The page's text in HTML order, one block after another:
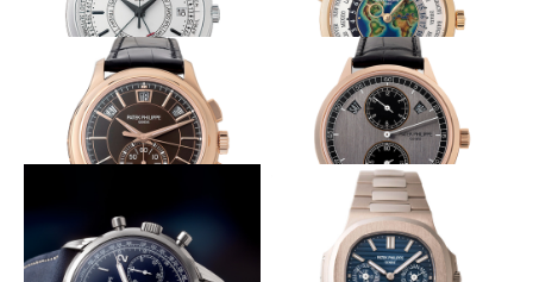
革新的自動巻きを初搭載
PATEK PHILIPPE
カラトラバ・ウィークリー・カ
レンダー Ref.5212A
工芸美を湛える特別な１本
PATEK PHILIPPE
ワールドタイム Ref.5231
年次カレンダー搭載 クロノグ
ラフ Ref.5905
得意の機構にレギュレーターを
PATEK PHILIPPE
レギュレーター・年次カレンダ
ー Ref.5235